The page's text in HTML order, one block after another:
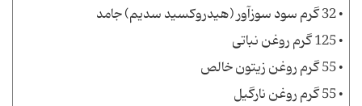
• 32 گرم سود سوزآور (هیدروکسید سدیم) جامد
• 125 گرم روغن نباتی
• 55 گرم روغن زیتون خالص
• 55 گرم روغن نارگیل